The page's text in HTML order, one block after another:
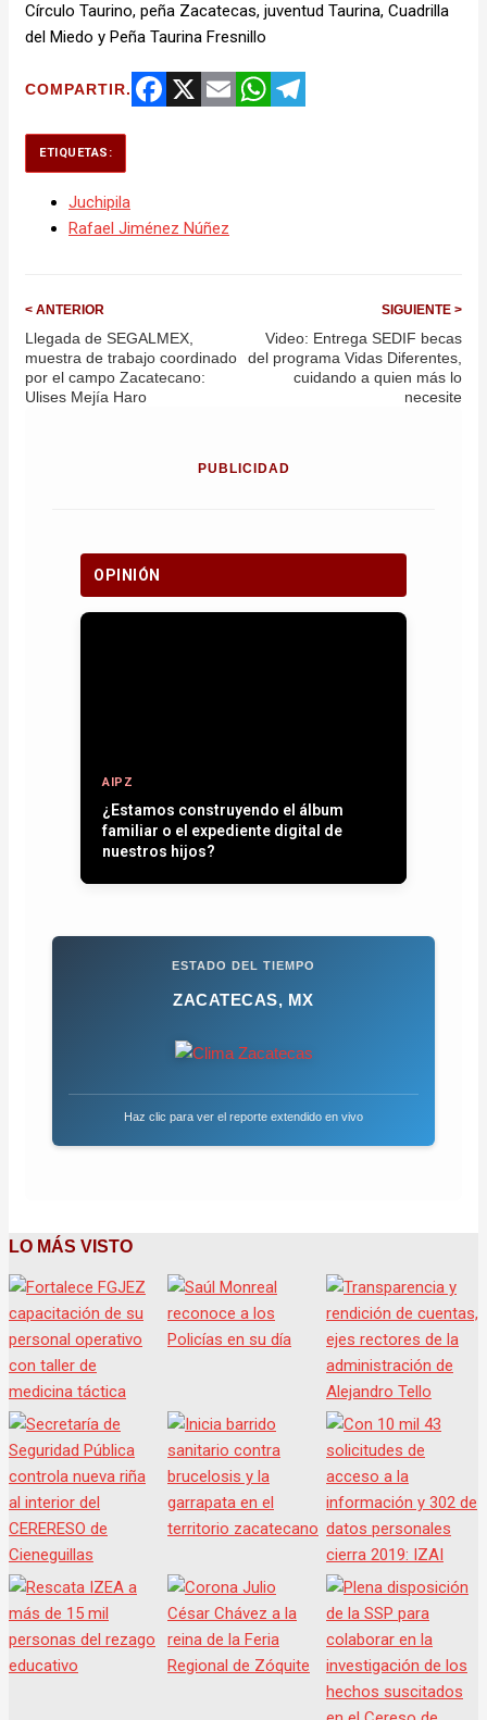
Círculo Taurino, peña Zacatecas, juventud Taurina, Cuadrilla
del Miedo y Peña Taurina Fresnillo
COMPARTIR.
ETIQUETAS:
Juchipila
Rafael Jiménez Núñez
< ANTERIOR
Llegada de SEGALMEX,
muestra de trabajo coordinado
por el campo Zacatecano:
Ulises Mejía Haro
SIGUIENTE >
Video: Entrega SEDIF becas
del programa Vidas Diferentes,
cuidando a quien más lo
necesite
PUBLICIDAD
OPINIÓN
AIPZ
¿Estamos construyendo el álbum
familiar o el expediente digital de
nuestros hijos?
ESTADO DEL TIEMPO
ZACATECAS, MX
Haz clic para ver el reporte extendido en vivo
LO MÁS VISTO